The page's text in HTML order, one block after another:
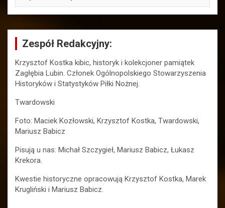
Zespół Redakcyjny:
Krzysztof Kostka kibic, historyk i kolekcjoner pamiątek
Zagłębia Lubin. Członek Ogólnopolskiego Stowarzyszenia
Historyków i Statystyków Piłki Nożnej.
Twardowski
Foto: Maciek Kozłowski, Krzysztof Kostka, Twardowski,
Mariusz Babicz
Pisują u nas: Michał Szczygieł, Mariusz Babicz, Łukasz
Krekora.
Kwestie historyczne opracowują Krzysztof Kostka, Marek
Krugliński i Mariusz Babicz.